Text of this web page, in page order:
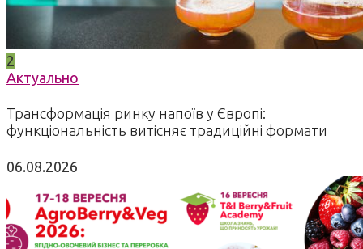
2
Актуально
Трансформація ринку напоїв у Європі:
функціональність витісняє традиційні формати
06.08.2026